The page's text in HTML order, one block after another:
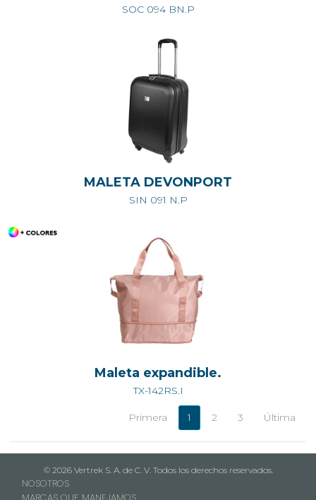
SOC 094 BN.P
MALETA DEVONPORT
SIN 091 N.P
Maleta expandible.
TX-142RS.I
Primera 1 2 3 Última
© 2026 Vertrek S. A. de C. V. Todos los derechos reservados.
NOSOTROS